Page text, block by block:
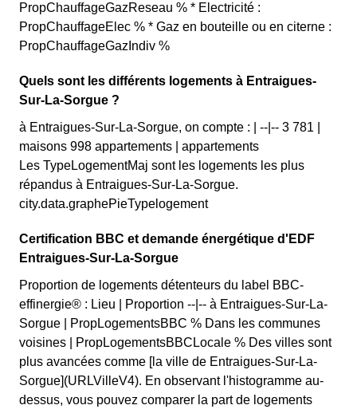
PropChauffageGazReseau % * Electricité :
PropChauffageElec % * Gaz en bouteille ou en citerne :
PropChauffageGazIndiv %
Quels sont les différents logements à Entraigues-
Sur-La-Sorgue ?
à Entraigues-Sur-La-Sorgue, on compte : | --|-- 3 781 |
maisons 998 appartements | appartements
Les TypeLogementMaj sont les logements les plus
répandus à Entraigues-Sur-La-Sorgue.
city.data.graphePieTypelogement
Certification BBC et demande énergétique d'EDF
Entraigues-Sur-La-Sorgue
Proportion de logements détenteurs du label BBC-
effinergie® : Lieu | Proportion --|-- à Entraigues-Sur-La-
Sorgue | PropLogementsBBC % Dans les communes
voisines | PropLogementsBBCLocale % Des villes sont
plus avancées comme [la ville de Entraigues-Sur-La-
Sorgue](URLVilleV4). En observant l'histogramme au-
dessus, vous pouvez comparer la part de logements